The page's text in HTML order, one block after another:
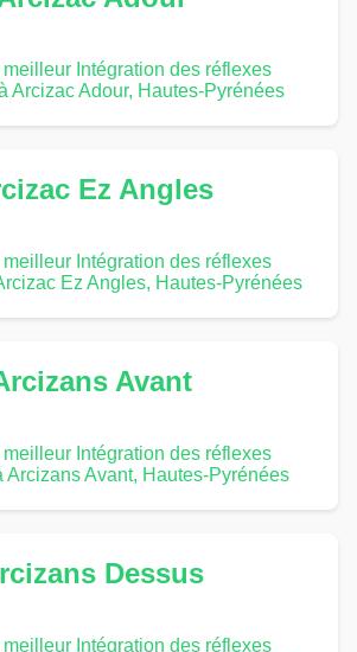
Intégration des réflexes
Arcizac Adour, Hautes-Pyrénées
Ez Angles
Intégration des réflexes
Ez Angles, Hautes-Pyrénées
Avant
Intégration des réflexes
Arcizans Avant, Hautes-Pyrénées
Dessus
Intégration des réflexes